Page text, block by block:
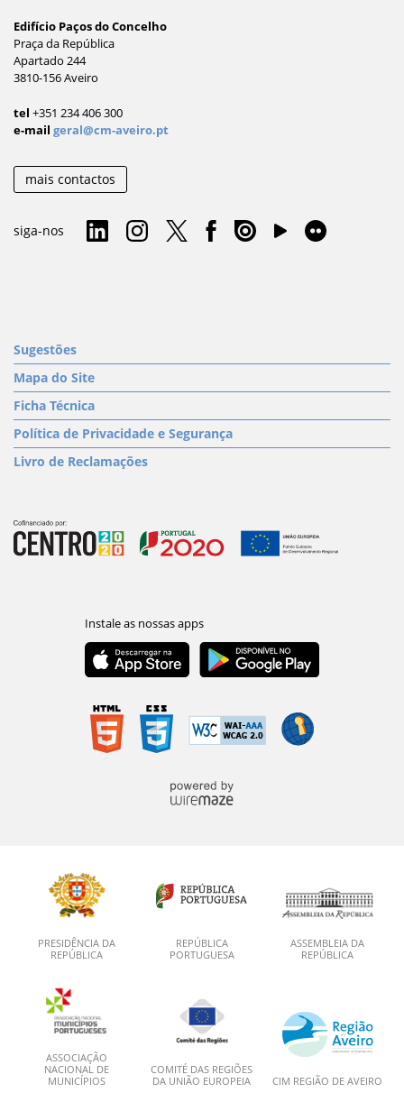
Edifício Paços do Concelho
Praça da República
Apartado 244
3810-156 Aveiro
tel +351 234 406 300
e-mail geral@cm-aveiro.pt
mais contactos
siga-nos
Sugestões
Mapa do Site
Ficha Técnica
Política de Privacidade e Segurança
Livro de Reclamações
PRESIDÊNCIA DA
REPÚBLICA
REPÚBLICA
PORTUGUESA
ASSEMBLEIA DA
REPÚBLICA
ASSOCIAÇÃO
NACIONAL DE
MUNICÍPIOS
COMITÉ DAS REGIÕES
DA UNIÃO EUROPEIA
CIM REGIÃO DE AVEIRO